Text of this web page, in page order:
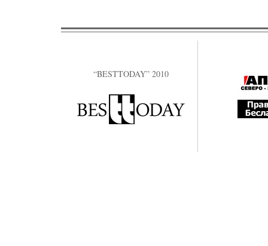
“BESTTODAY” 2010